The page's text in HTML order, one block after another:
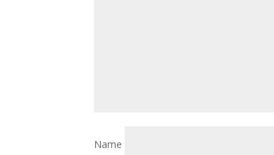
Name